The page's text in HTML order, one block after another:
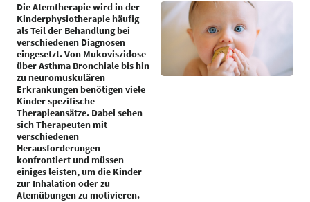
Die Atemtherapie wird in der
Kinderphysiotherapie häufig
als Teil der Behandlung bei
verschiedenen Diagnosen
eingesetzt. Von Mukoviszidose
über Asthma Bronchiale bis hin
zu neuromuskulären
Erkrankungen benötigen viele
Kinder spezifische
Therapieansätze. Dabei sehen
sich Therapeuten mit
verschiedenen
Herausforderungen
konfrontiert und müssen
einiges leisten, um die Kinder
zur Inhalation oder zu
Atemübungen zu motivieren.